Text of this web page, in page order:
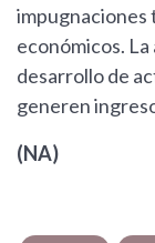
impugnaciones
económicos.
desarrollo de
generen
(NA)